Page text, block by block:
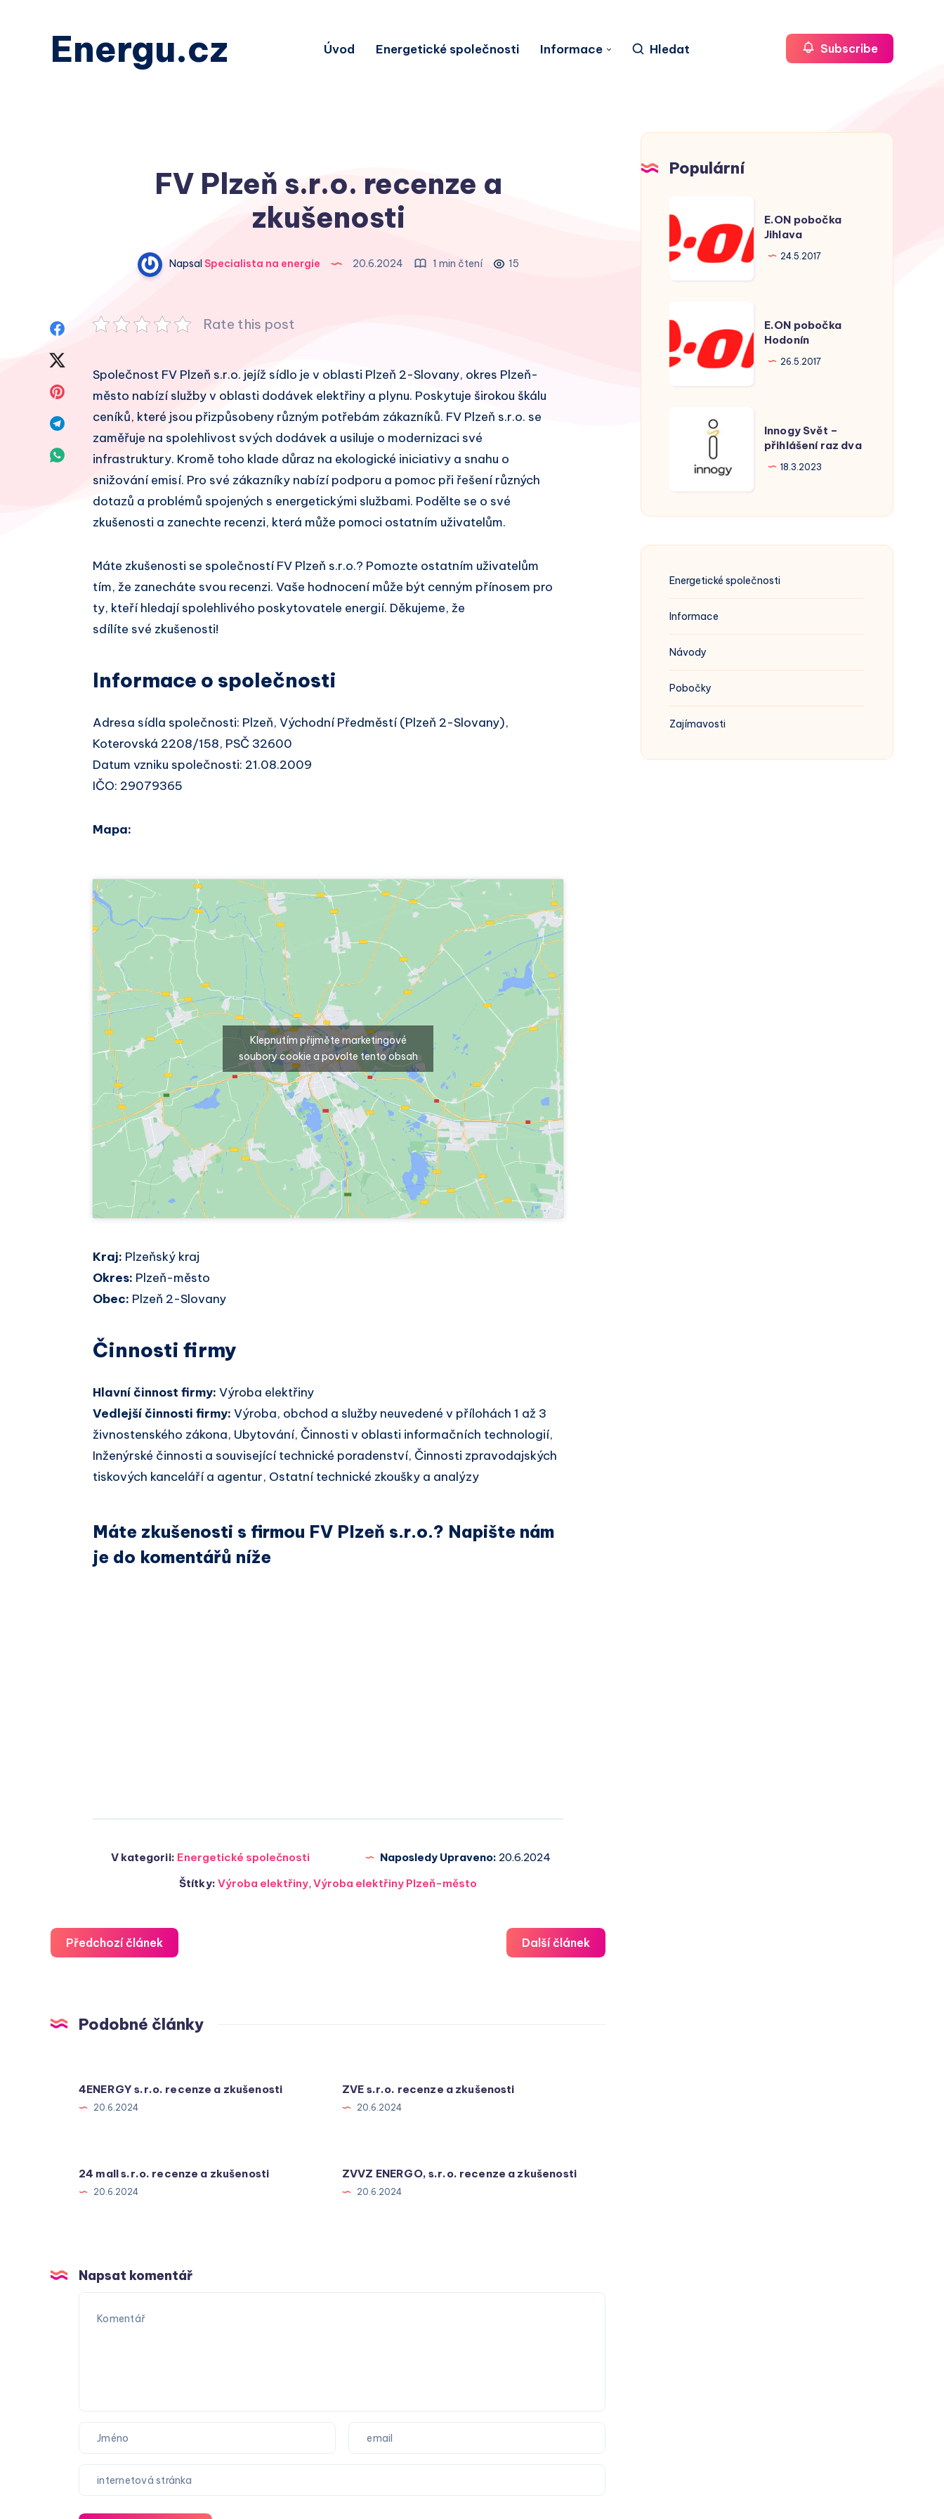
Energu.cz Úvod Energetické společnosti Informace Hledat Subscribe
FV Plzeň s.r.o. recenze a
zkušenosti
NapsalSpecialista na energie 20.6.2024 1 min čtení 15
Sdílet
Facebook
Twitter
Sdílet
Pinterest
Sdílet
Telegram
Sdílet
Whatsapp
Rate this post
Společnost FV Plzeň s.r.o. jejíž sídlo je v oblasti Plzeň 2-Slovany, okres Plzeň-
město nabízí služby v oblasti dodávek elektřiny a plynu. Poskytuje širokou škálu
ceníků, které jsou přizpůsobeny různým potřebám zákazníků. FV Plzeň s.r.o. se
zaměřuje na spolehlivost svých dodávek a usiluje o modernizaci své
infrastruktury. Kromě toho klade důraz na ekologické iniciativy a snahu o
snižování emisí. Pro své zákazníky nabízí podporu a pomoc při řešení různých
dotazů a problémů spojených s energetickými službami. Podělte se o své
zkušenosti a zanechte recenzi, která může pomoci ostatním uživatelům.
Máte zkušenosti se společností FV Plzeň s.r.o.? Pomozte ostatním uživatelům
tím, že zanecháte svou recenzi. Vaše hodnocení může být cenným přínosem pro
ty, kteří hledají spolehlivého poskytovatele energií. Děkujeme, že
sdílíte své zkušenosti!
Informace o společnosti
Adresa sídla společnosti: Plzeň, Východní Předměstí (Plzeň 2-Slovany),
Koterovská 2208/158, PSČ 32600
Datum vzniku společnosti: 21.08.2009
IČO: 29079365
Mapa:
Klepnutím přijměte marketingové
soubory cookie a povolte tento obsah
Kraj: Plzeňský kraj
Okres: Plzeň-město
Obec: Plzeň 2-Slovany
Činnosti firmy
Hlavní činnost firmy: Výroba elektřiny
Vedlejší činnosti firmy: Výroba, obchod a služby neuvedené v přílohách 1 až 3
živnostenského zákona, Ubytování, Činnosti v oblasti informačních technologií,
Inženýrské činnosti a související technické poradenství, Činnosti zpravodajských
tiskových kanceláří a agentur, Ostatní technické zkoušky a analýzy
Máte zkušenosti s firmou FV Plzeň s.r.o.? Napište nám
je do komentářů níže
V kategorii: Energetické společnosti Naposledy Upraveno: 20.6.2024
Štítky:Výroba elektřiny,Výroba elektřiny Plzeň-město
Předchozí článek Další článek
Podobné články
4ENERGY s.r.o. recenze a zkušenosti
20.6.2024
ZVE s.r.o. recenze a zkušenosti
20.6.2024
24 mall s.r.o. recenze a zkušenosti
20.6.2024
ZVVZ ENERGO, s.r.o. recenze a zkušenosti
20.6.2024
Napsat komentář
Populární
pobočka
Jihlava
E.ON pobočka
Jihlava
24.5.2017
pobočka
Hodonín
E.ON pobočka
Hodonín
26.5.2017
přihlášení
dva
Innogy Svět –
přihlášení raz dva
18.3.2023
Energetické společnosti
Informace
Návody
Pobočky
Zajímavosti